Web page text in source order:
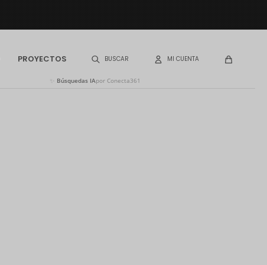
PROYECTOS
Búsquedas IApor Conecta361